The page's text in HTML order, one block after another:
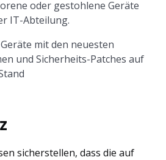
oder gestohlene Geräte
IT-Abteilung.
mit den neuesten
und Sicherheits-Patches auf
sicherstellen, dass die auf